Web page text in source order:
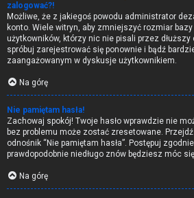
zalogować?!
Możliwe, że z jakiegoś powodu administrator
konto. Wiele witryn, aby zmniejszyć rozmiar
użytkowników, którzy nic nie pisali przez dłuższy
spróbuj zarejestrować się ponownie i bądź
zaangażowanym w dyskusje użytkownikiem.
Na górę
Nie pamiętam hasła!
Zachowaj spokój! Twoje hasło wprawdzie nie
bez problemu może zostać zresetowane.
odnośnik “Nie pamiętam hasła”. Postępuj
prawdopodobnie niedługo znów będziesz móc
Na górę